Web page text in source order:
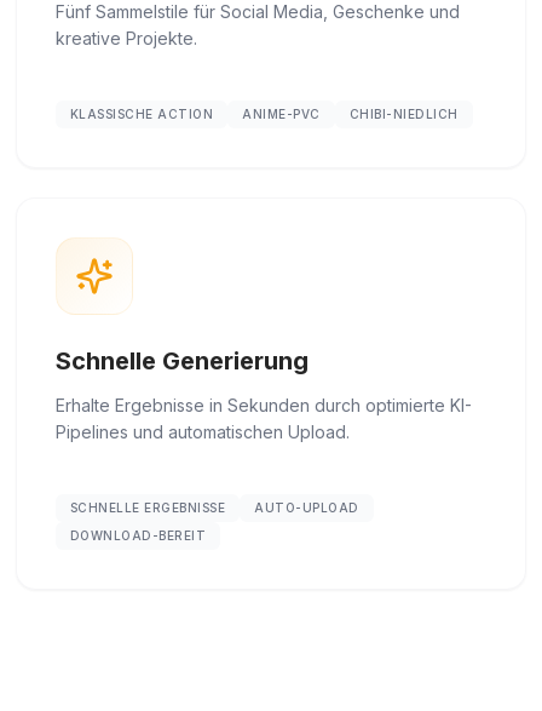
Fünf Sammelstile für Social Media, Geschenke und
kreative Projekte.
KLASSISCHE ACTION ANIME-PVC CHIBI-NIEDLICH
Schnelle Generierung
Erhalte Ergebnisse in Sekunden durch optimierte KI-
Pipelines und automatischen Upload.
SCHNELLE ERGEBNISSE
AUTO-UPLOAD
DOWNLOAD-BEREIT